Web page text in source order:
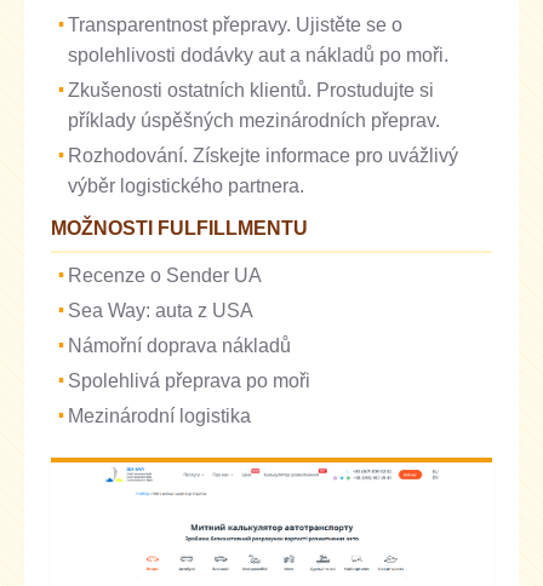
Transparentnost přepravy. Ujistěte se o
spolehlivosti dodávky aut a nákladů po moři.
Zkušenosti ostatních klientů. Prostudujte si
příklady úspěšných mezinárodních přeprav.
Rozhodování. Získejte informace pro uvážlivý
výběr logistického partnera.
MOŽNOSTI FULFILLMENTU
Recenze o Sender UA
Sea Way: auta z USA
Námořní doprava nákladů
Spolehlivá přeprava po moři
Mezinárodní logistika